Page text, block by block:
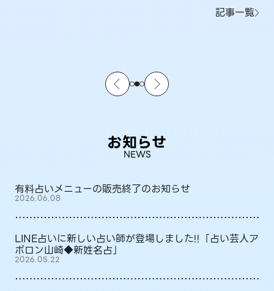
記事一覧
お知らせ
NEWS
有料占いメニューの販売終了のお知らせ
2026.06.08
LINE占いに新しい占い師が登場しました!!「占い芸人ア
ポロン山崎◆新姓名占」
2026.05.22